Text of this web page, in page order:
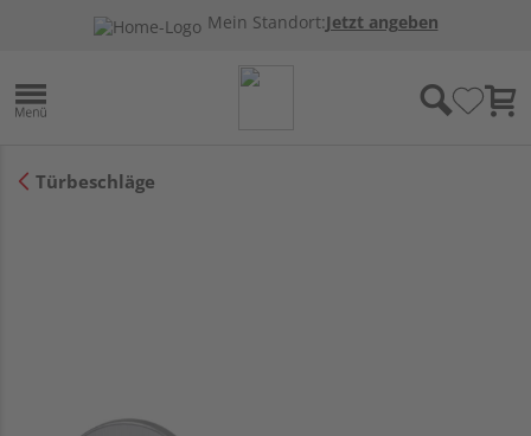
Mein Standort:Jetzt angeben
Türbeschläge